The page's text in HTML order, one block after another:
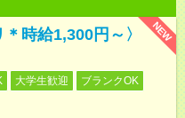
NEW
時給1,300円～〉
大学生歓迎
ブランクOK